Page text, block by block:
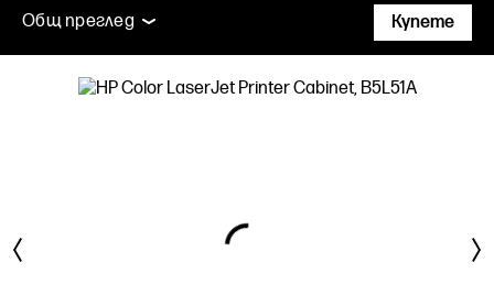
Общ преглед
Общ преглед
Купете